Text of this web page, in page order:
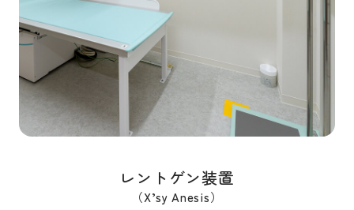
レントゲン装置
（X’sy Anesis）